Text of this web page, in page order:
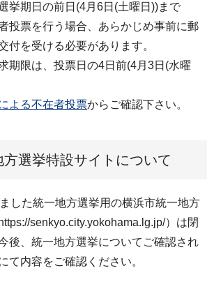
挙期日の前日(4月6日(土曜日))まで
投票を行う場合、あらかじめ事前に郵
付を受ける必要があります。
期限は、投票日の4日前(4月3日(水曜
よる不在者投票からご確認下さい。
選挙特設サイトについて
した統一地方選挙用の横浜市統一地方
senkyo.city.yokohama.lg.jp/）は閉
後、統一地方選挙についてご確認され
て内容をご確認ください。